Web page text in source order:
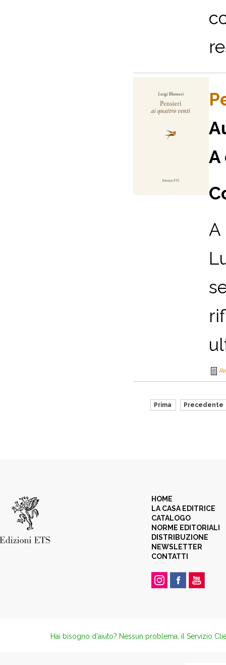
A
A
Prima Precedente
HOME
LA CASA EDITRICE
CATALOGO
NORME EDITORIALI
DISTRIBUZIONE
NEWSLETTER
CONTATTI
Hai bisogno d'aiuto? Nessun problema, il Servizio